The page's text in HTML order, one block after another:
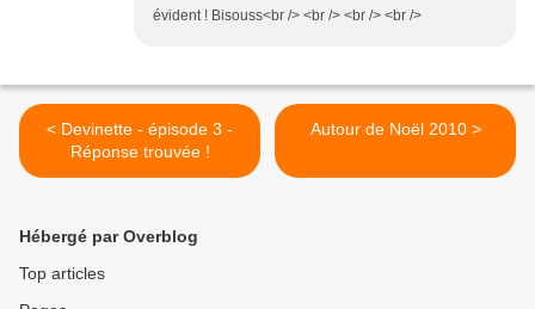
évident ! Bisouss<br /> <br /> <br /> <br />
< Devinette - épisode 3 -
Réponse trouvée !
Autour de Noël 2010 >
Hébergé par Overblog
Top articles